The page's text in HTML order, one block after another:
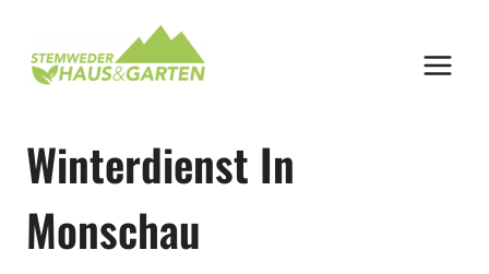
springen
Winterdienst In
Monschau